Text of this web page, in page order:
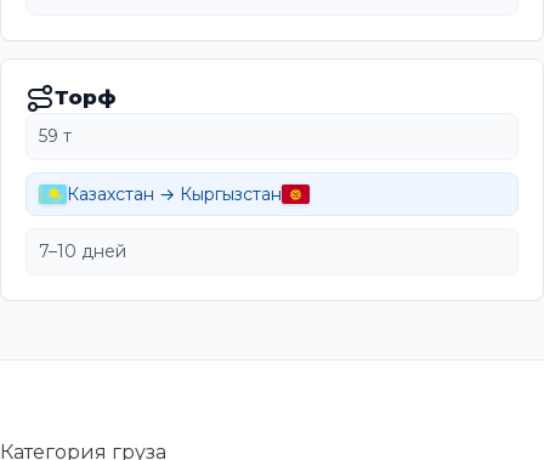
Торф
59 т
Казахстан → Кыргызстан
7–10 дней
Категория груза